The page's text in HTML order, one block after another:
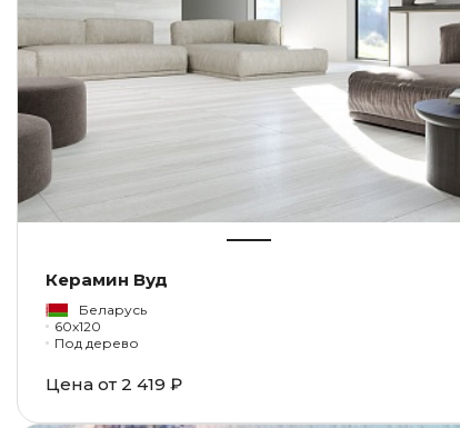
Керамин Вуд
Беларусь
60x120
Под дерево
Цена от 2 419 ₽